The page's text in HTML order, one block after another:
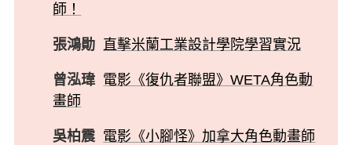
師！
張鴻勛 直擊米蘭工業設計學院學習實況
曾泓瑋 電影《復仇者聯盟》WETA角色動
畫師
吳柏震 電影《小腳怪》加拿大角色動畫師